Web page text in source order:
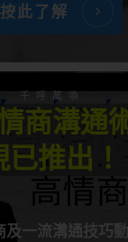
按此了解
千呼萬喚
商溝通
已推出！
一流溝通技巧